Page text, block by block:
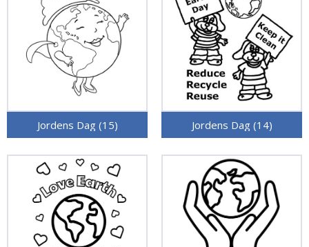
Jordens Dag (15) Jordens Dag (14)